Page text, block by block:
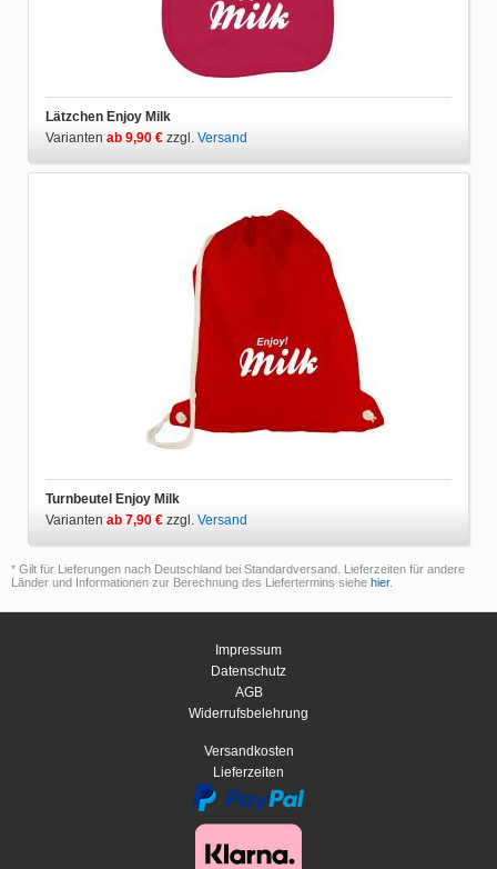
Lätzchen Enjoy Milk
Varianten ab 9,90 € zzgl. Versand
Turnbeutel Enjoy Milk
Varianten ab 7,90 € zzgl. Versand
* Gilt für Lieferungen nach Deutschland bei Standardversand. Lieferzeiten für andere
Länder und Informationen zur Berechnung des Liefertermins siehe hier.
Impressum
Datenschutz
AGB
Widerrufsbelehrung
Versandkosten
Lieferzeiten